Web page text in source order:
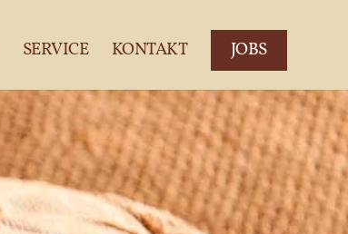
SERVICE KONTAKT JOBS